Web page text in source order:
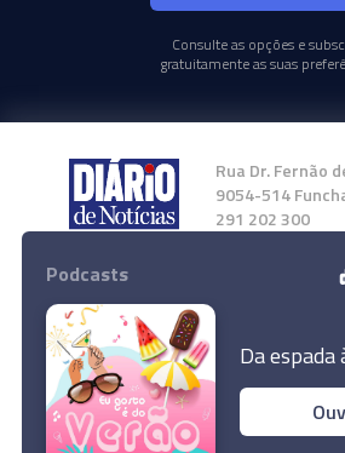
Consulte as opções e
gratuitamente as suas
Rua Dr. Fernão
9054-514
291 202 300
Instale a nossa App
© 2024 Empresa Diário de
Podcasts
Da espada